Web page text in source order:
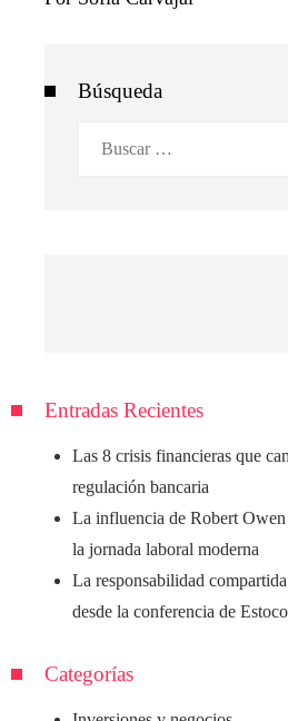
Búsqueda
Entradas Recientes
Las 8 crisis financieras que
regulación bancaria
La influencia de Robert
la jornada laboral moderna
La responsabilidad
desde la conferencia de
Categorías